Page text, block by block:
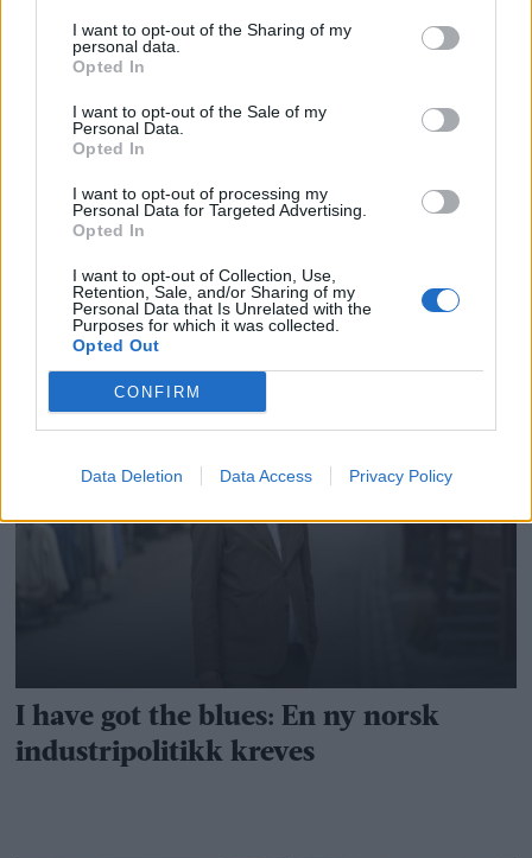
I want to opt-out of the Sharing of my
personal data.
Opted In
I want to opt-out of the Sale of my
Personal Data.
Opted In
I want to opt-out of processing my
Personal Data for Targeted Advertising.
Opted In
I want to opt-out of Collection, Use,
Retention, Sale, and/or Sharing of my
Personal Data that Is Unrelated with the
Purposes for which it was collected.
Opted Out
CONFIRM
Data Deletion Data Access Privacy Policy